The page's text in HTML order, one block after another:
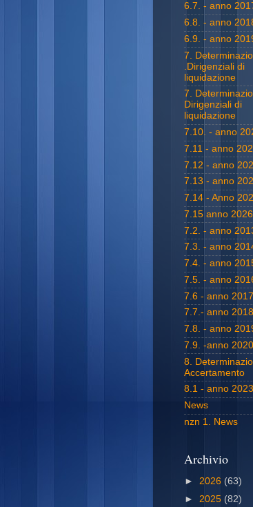
6.7. - anno
6.8. - anno
6.9. - anno
7.
.Dirigenziali di
liquidazione
7.
Dirigenziali di
liquidazione
7.10. - anno
7.11 - anno
7.12 - anno
7.13 - anno
7.14 - Anno
7.15 anno 2026
7.2. - anno
7.3. - anno
7.4. - anno
7.5. - anno
7.6 - anno 2017
7.7.- anno 2018
7.8. - anno
7.9. -anno 2020
8.
Accertamento
8.1 - anno 2023
News
nzn 1. News
Archivio
► 2026 (63)
► 2025 (82)